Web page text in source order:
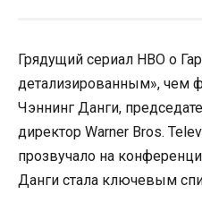
Грядущий сериал HBO о
детализированным», чем
Чэннинг Данги,
директор Warner Bros.
прозвучало на
Данги стала ключевым